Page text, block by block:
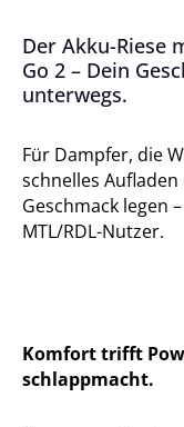
Der Akku-Riese
Go 2 – Dein
unterwegs.
Für Dampfer, die
schnelles
Geschmack legen
MTL/RDL-Nutzer.
Komfort trifft
schlappmacht.